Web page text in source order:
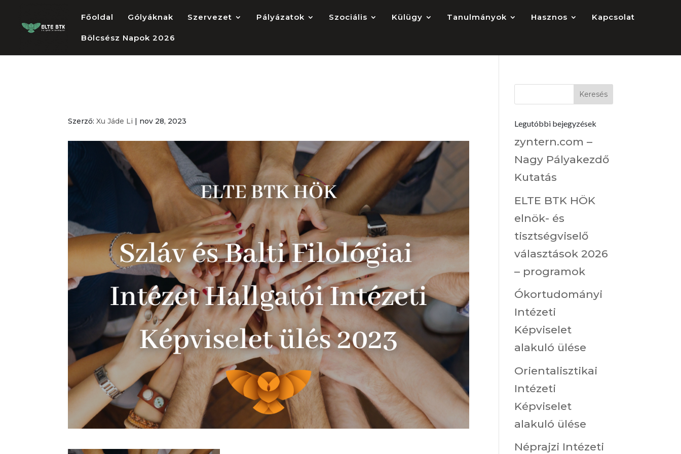
Főoldal Gólyáknak Szervezet Pályázatok Szociális Külügy Tanulmányok Hasznos Kapcsolat
Bölcsész Napok 2026
Szerző:Xu Jáde Li | nov 28, 2023 Legutóbbi bejegyzések
zyntern.com –
Nagy Pályakezdő
Kutatás
ELTE BTK HÖK
elnök- és
tisztségviselő
választások 2026
– programok
Ókortudományi
Intézeti
Képviselet
alakuló ülése
Orientalisztikai
Intézeti
Képviselet
alakuló ülése
Néprajzi Intézeti